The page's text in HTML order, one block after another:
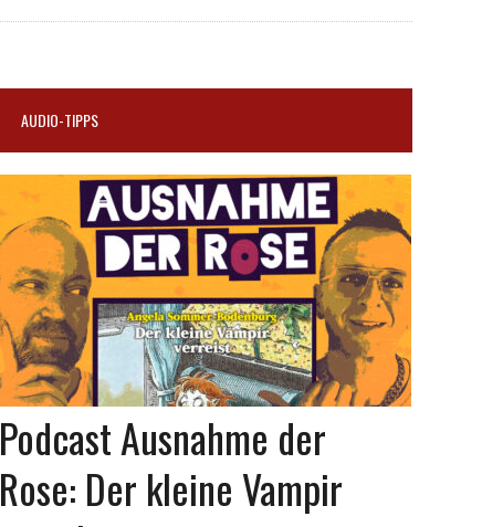
AUDIO-TIPPS
Podcast Ausnahme der
Rose: Der kleine Vampir